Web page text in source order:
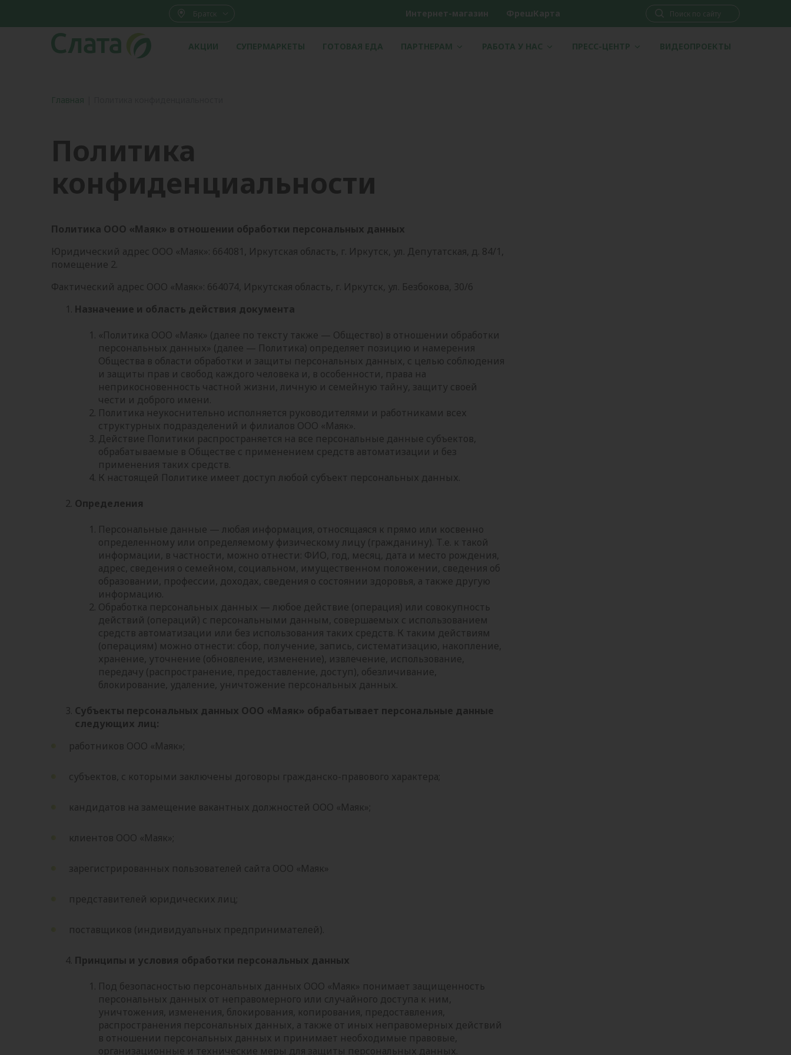
Братск Интернет-магазин ФрешКарта
АКЦИИ СУПЕРМАРКЕТЫ ГОТОВАЯ ЕДА ПАРТНЕРАМ РАБОТА У НАС ПРЕСС-ЦЕНТР ВИДЕОПРОЕКТЫ
Главная
Политика
конфиденциальности
Политика ООО «Маяк» в отношении обработки персональных данных
Юридический адрес ООО «Маяк»: 664081, Иркутская область, г. Иркутск, ул. Депутатская, д. 84/1,
помещение 2.
Фактический адрес ООО «Маяк»: 664074, Иркутская область, г. Иркутск, ул. Безбокова, 30/6
Назначение и область действия документа
«Политика ООО «Маяк» (далее по тексту также — Общество) в отношении обработки
персональных данных» (далее — Политика) определяет позицию и намерения
Общества в области обработки и защиты персональных данных, с целью соблюдения
и защиты прав и свобод каждого человека и, в особенности, права на
неприкосновенность частной жизни, личную и семейную тайну, защиту своей
чести и доброго имени.
Политика неукоснительно исполняется руководителями и работниками всех
структурных подразделений и филиалов ООО «Маяк».
Действие Политики распространяется на все персональные данные субъектов,
обрабатываемые в Обществе с применением средств автоматизации и без
применения таких средств.
К настоящей Политике имеет доступ любой субъект персональных данных.
Определения
Персональные данные — любая информация, относящаяся к прямо или косвенно
определенному или определяемому физическому лицу (гражданину). Т.е. к такой
информации, в частности, можно отнести: ФИО, год, месяц, дата и место рождения,
адрес, сведения о семейном, социальном, имущественном положении, сведения об
образовании, профессии, доходах, сведения о состоянии здоровья, а также другую
информацию.
Обработка персональных данных — любое действие (операция) или совокупность
действий (операций) с персональными данным, совершаемых с использованием
средств автоматизации или без использования таких средств. К таким действиям
(операциям) можно отнести: сбор, получение, запись, систематизацию, накопление,
хранение, уточнение (обновление, изменение), извлечение, использование,
передачу (распространение, предоставление, доступ), обезличивание,
блокирование, удаление, уничтожение персональных данных.
Субъекты персональных данных ООО «Маяк» обрабатывает персональные данные
следующих лиц:
работников ООО «Маяк»;
субъектов, с которыми заключены договоры гражданско-правового характера;
кандидатов на замещение вакантных должностей ООО «Маяк»;
клиентов ООО «Маяк»;
зарегистрированных пользователей сайта ООО «Маяк»
представителей юридических лиц;
поставщиков (индивидуальных предпринимателей).
Принципы и условия обработки персональных данных
Под безопасностью персональных данных ООО «Маяк» понимает защищенность
персональных данных от неправомерного или случайного доступа к ним,
уничтожения, изменения, блокирования, копирования, предоставления,
распространения персональных данных, а также от иных неправомерных действий
в отношении персональных данных и принимает необходимые правовые,
организационные и технические меры для защиты персональных данных.